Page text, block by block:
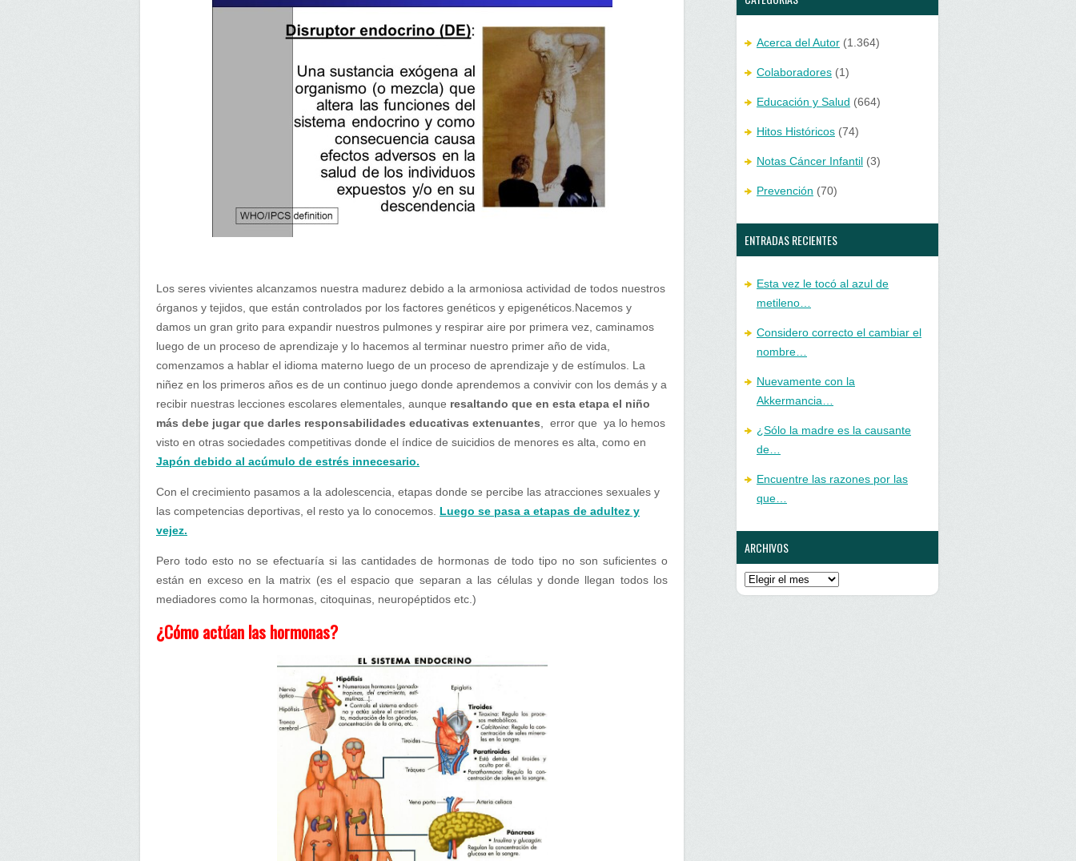
Los seres vivientes alcanzamos nuestra madurez debido a la armoniosa actividad de todos nuestros
órganos y tejidos, que están controlados por los factores genéticos y epigenéticos.Nacemos y
damos un gran grito para expandir nuestros pulmones y respirar aire por primera vez, caminamos
luego de un proceso de aprendizaje y lo hacemos al terminar nuestro primer año de vida,
comenzamos a hablar el idioma materno luego de un proceso de aprendizaje y de estímulos. La
niñez en los primeros años es de un continuo juego donde aprendemos a convivir con los demás y a
recibir nuestras lecciones escolares elementales, aunque resaltando que en esta etapa el niño
más debe jugar que darles responsabilidades educativas extenuantes , error que ya lo hemos
visto en otras sociedades competitivas donde el índice de suicidios de menores es alta, como en
Japón debido al acúmulo de estrés innecesario.
Con el crecimiento pasamos a la adolescencia, etapas donde se percibe las atracciones sexuales y
las competencias deportivas, el resto ya lo conocemos. Luego se pasa a etapas de adultez y
vejez.
Pero todo esto no se efectuaría si las cantidades de hormonas de todo tipo no son suficientes o
están en exceso en la matrix (es el espacio que separan a las células y donde llegan todos los
mediadores como la hormonas, citoquinas, neuropéptidos etc.)
¿Cómo actúan las hormonas?
Acerca del Autor (1.364)
Colaboradores (1)
Educación y Salud (664)
Hitos Históricos (74)
Notas Cáncer Infantil (3)
Prevención (70)
ENTRADAS RECIENTES
Esta vez le tocó al azul de
metileno…
Considero correcto el cambiar el
nombre…
Nuevamente con la
Akkermancia…
¿Sólo la madre es la causante
de…
Encuentre las razones por las
que…
ARCHIVOS
Archivos